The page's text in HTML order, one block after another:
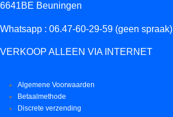
6641BE Beuningen
Whatsapp : 06.47-60-29-59 (geen spraak)
VERKOOP ALLEEN VIA INTERNET
Algemene Voorwaarden
Betaalmethode
Discrete verzending